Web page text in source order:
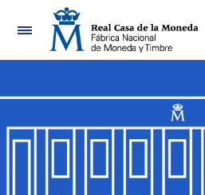
Navigation
Show/Hide